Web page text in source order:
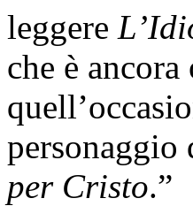
leggere
che è
per Cristo.”